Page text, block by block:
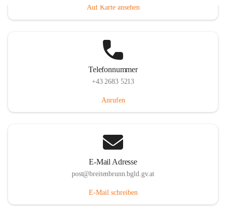
Auf Karte ansehen
Telefonnummer
+43 2683 5213
Anrufen
E-Mail Adresse
post@breitenbrunn.bgld.gv.at
E-Mail schreiben